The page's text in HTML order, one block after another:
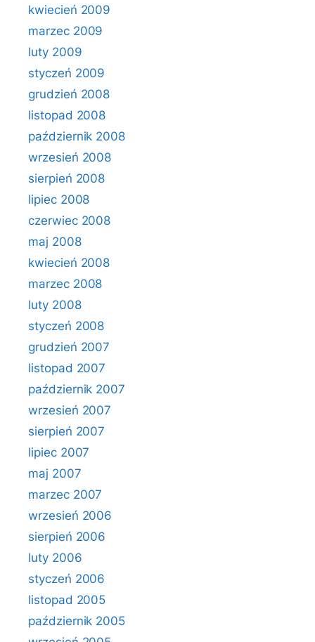
kwiecień 2009
marzec 2009
luty 2009
styczeń 2009
grudzień 2008
listopad 2008
październik 2008
wrzesień 2008
sierpień 2008
lipiec 2008
czerwiec 2008
maj 2008
kwiecień 2008
marzec 2008
luty 2008
styczeń 2008
grudzień 2007
listopad 2007
październik 2007
wrzesień 2007
sierpień 2007
lipiec 2007
maj 2007
marzec 2007
wrzesień 2006
sierpień 2006
luty 2006
styczeń 2006
listopad 2005
październik 2005